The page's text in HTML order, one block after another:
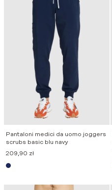
Pantaloni medici da uomo joggers
scrubs basic blu navy
209,90 zł